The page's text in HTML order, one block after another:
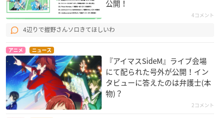
公開！
4コメント
4辺りで握野さんソロきてほしいわ
アニメ ニュース
『アイマスSideM』ライブ会場
にて配られた号外が公開！イン
タビューに答えたのは弁護士(本
物)？
2コメント